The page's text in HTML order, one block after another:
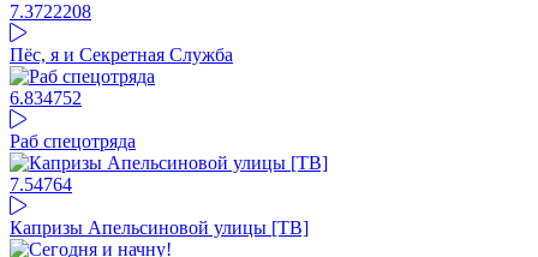
7.3722208
Пёс, я и Секретная Служба
6.834752
Раб спецотряда
7.54764
Капризы Апельсиновой улицы [ТВ]